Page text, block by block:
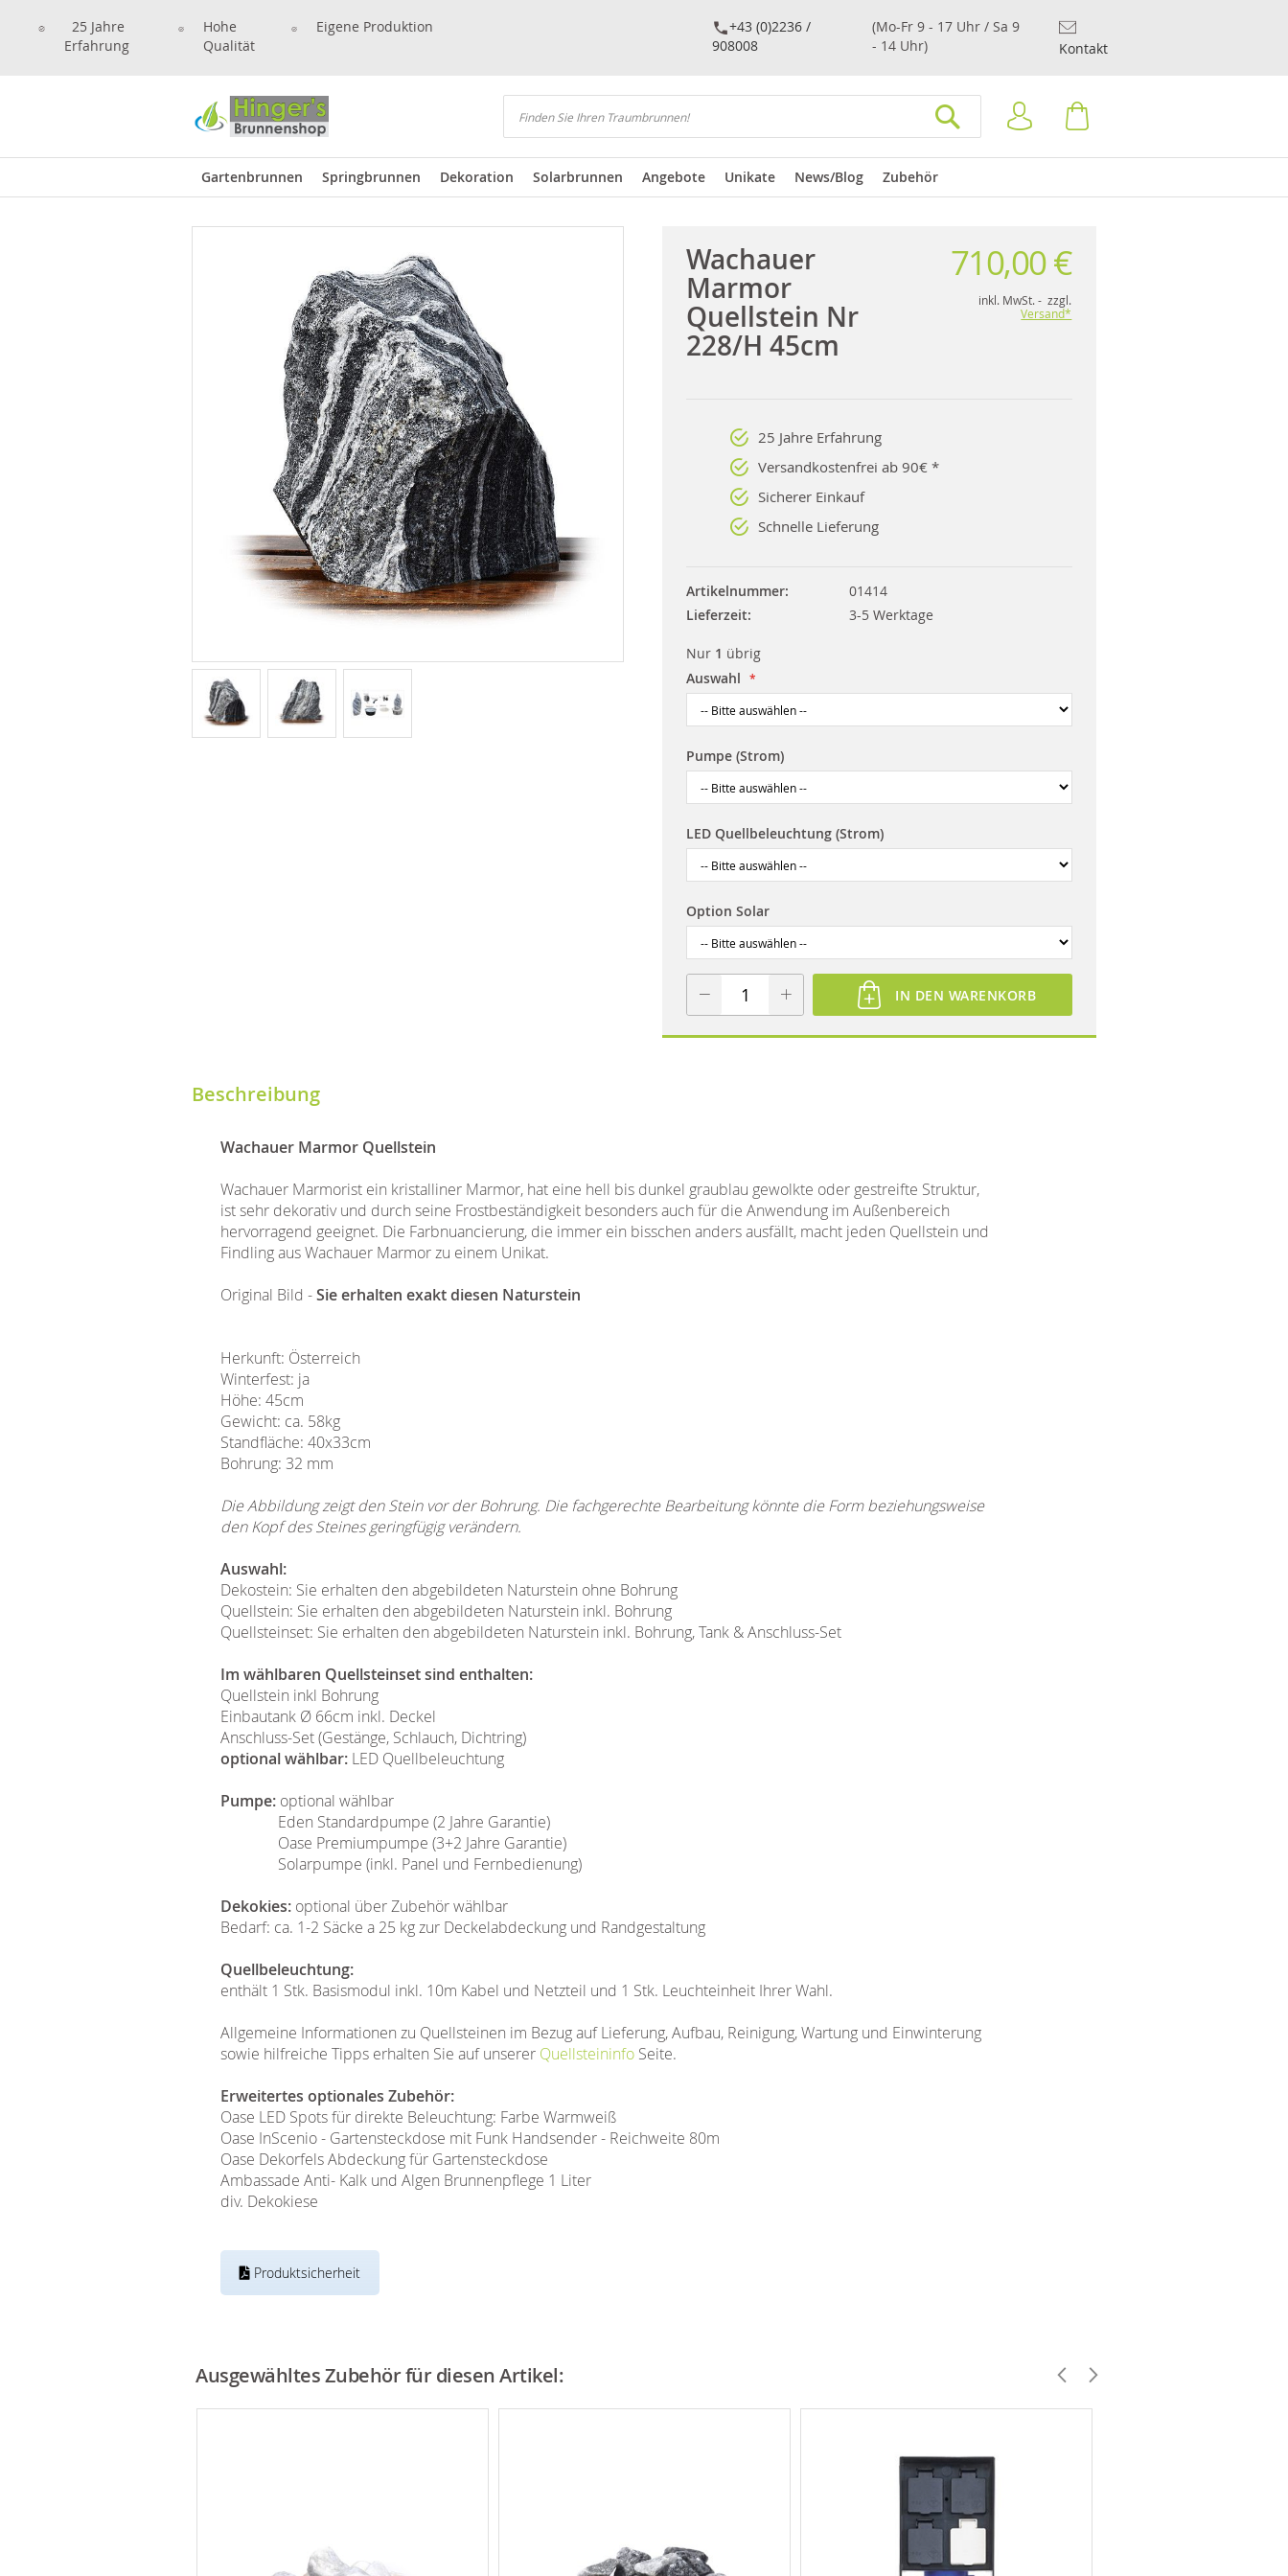
25 Jahre
Erfahrung
Hohe
Qualität
Eigene Produktion
+43 (0)2236 /
908008
(Mo-Fr 9 - 17 Uhr / Sa 9
- 14 Uhr)
Kontakt
Suchen
Anmelden
Gartenbrunnen Springbrunnen Dekoration Solarbrunnen Angebote Unikate News/Blog Zubehör
Wachauer
Marmor
Quellstein Nr
228/H 45cm
710,00 €
inkl. MwSt. - zzgl.
Versand*
25 Jahre Erfahrung
Versandkostenfrei ab 90€ *
Sicherer Einkauf
Schnelle Lieferung
Artikelnummer
01414
Lieferzeit
3-5 Werktage
Nur 1 übrig
Auswahl
Pumpe (Strom)
LED Quellbeleuchtung (Strom)
Option Solar
IN DEN WARENKORB
Beschreibung
Wachauer Marmor Quellstein
Wachauer Marmorist ein kristalliner Marmor, hat eine hell bis dunkel graublau gewolkte oder gestreifte Struktur,
ist sehr dekorativ und durch seine Frostbeständigkeit besonders auch für die Anwendung im Außenbereich
hervorragend geeignet. Die Farbnuancierung, die immer ein bisschen anders ausfällt, macht jeden Quellstein und
Findling aus Wachauer Marmor zu einem Unikat.
Original Bild -Sie erhalten exakt diesen Naturstein
Herkunft: Österreich
Winterfest: ja
Höhe: 45cm
Gewicht: ca. 58kg
Standfläche: 40x33cm
Bohrung: 32 mm
Die Abbildung zeigt den Stein vor der Bohrung. Die fachgerechte Bearbeitung könnte die Form beziehungsweise
den Kopf des Steines geringfügig verändern.
Auswahl:
Dekostein: Sie erhalten den abgebildeten Naturstein ohne Bohrung
Quellstein: Sie erhalten den abgebildeten Naturstein inkl. Bohrung
Quellsteinset: Sie erhalten den abgebildeten Naturstein inkl. Bohrung, Tank & Anschluss-Set
Im wählbaren Quellsteinset sind enthalten:
Quellstein inkl Bohrung
Einbautank Ø 66cm inkl. Deckel
Anschluss-Set (Gestänge, Schlauch, Dichtring)
optional wählbar: LED Quellbeleuchtung
Pumpe: optional wählbar
Eden Standardpumpe (2 Jahre Garantie)
Oase Premiumpumpe (3+2 Jahre Garantie)
Solarpumpe (inkl. Panel und Fernbedienung)
Dekokies: optional über Zubehör wählbar
Bedarf: ca. 1-2 Säcke a 25 kg zur Deckelabdeckung und Randgestaltung
Quellbeleuchtung:
enthält 1 Stk. Basismodul inkl. 10m Kabel und Netzteil und 1 Stk. Leuchteinheit Ihrer Wahl.
Allgemeine Informationen zu Quellsteinen im Bezug auf Lieferung, Aufbau, Reinigung, Wartung und Einwinterung
sowie hilfreiche Tipps erhalten Sie auf unserer Quellsteininfo Seite.
Erweitertes optionales Zubehör:
Oase LED Spots für direkte Beleuchtung: Farbe Warmweiß
Oase InScenio - Gartensteckdose mit Funk Handsender - Reichweite 80m
Oase Dekorfels Abdeckung für Gartensteckdose
Ambassade Anti- Kalk und Algen Brunnenpflege 1 Liter
div. Dekokiese
Produktsicherheit
Ausgewähltes Zubehör für diesen Artikel: